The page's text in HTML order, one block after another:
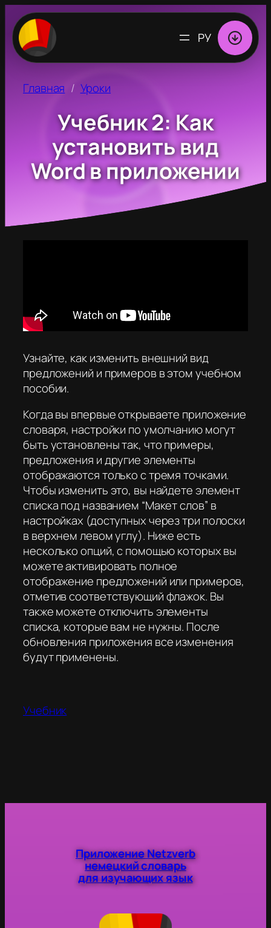
ВЫБРАТЬ
ЯЗЫК
Главная Уроки
Учебник 2: Как
установить вид
Word в приложении
Узнайте, как изменить внешний вид
предложений и примеров в этом учебном
пособии.
Когда вы впервые открываете приложение
словаря, настройки по умолчанию могут
быть установлены так, что примеры,
предложения и другие элементы
отображаются только с тремя точками.
Чтобы изменить это, вы найдете элемент
списка под названием “Макет слов” в
настройках (доступных через три полоски
в верхнем левом углу). Ниже есть
несколько опций, с помощью которых вы
можете активировать полное
отображение предложений или примеров,
отметив соответствующий флажок. Вы
также можете отключить элементы
списка, которые вам не нужны. После
обновления приложения все изменения
будут применены.
Учебник
Приложение Netzverb
немецкий словарь
для изучающих язык